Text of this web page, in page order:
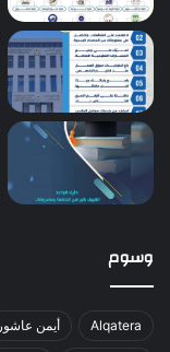
وسوم
Alqatera أيمن عاشور